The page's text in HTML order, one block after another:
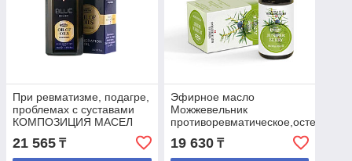
При ревматизме, подагре,
проблемах с суставами
КОМПОЗИЦИЯ МАСЕЛ
21 565 ₸
Эфирное масло
Можжевельник
19 630₸